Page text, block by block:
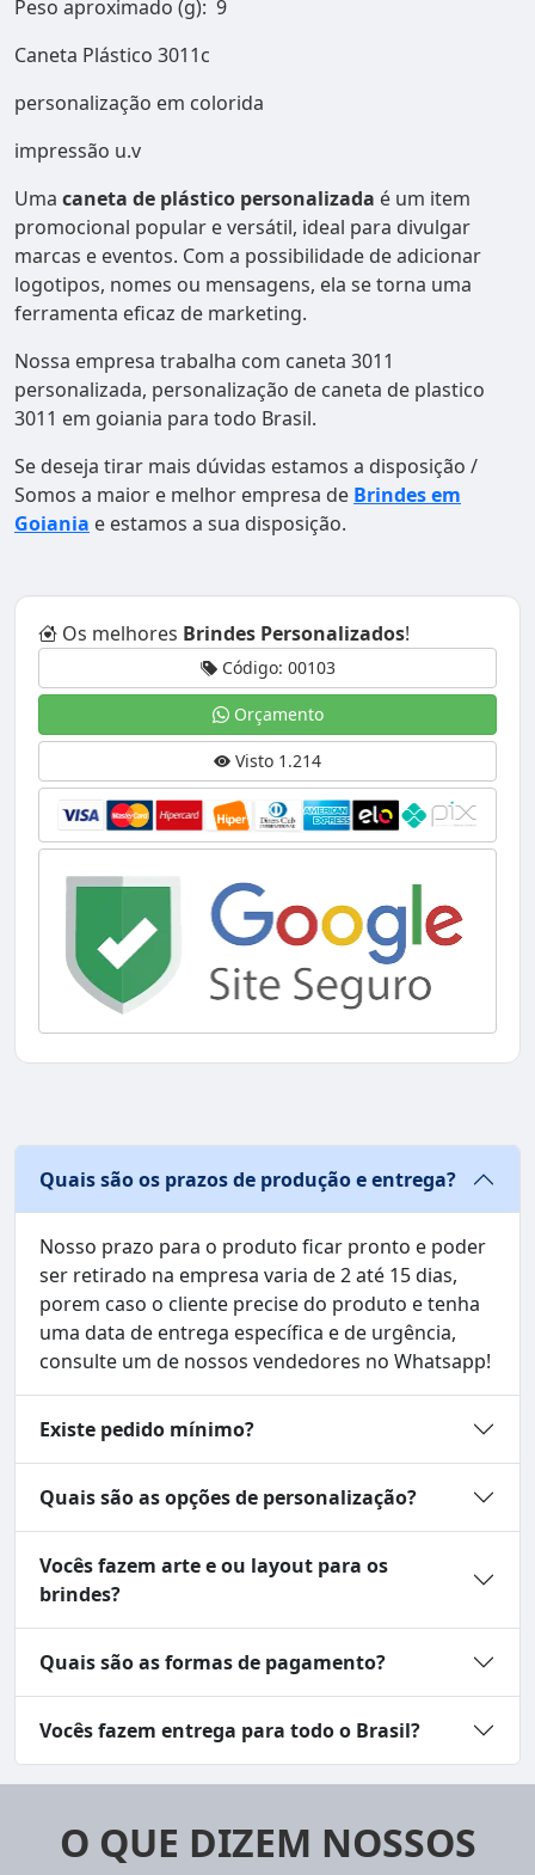
Peso aproximado (g): 9
Caneta Plástico 3011c
personalização em colorida
impressão u.v
Uma caneta de plástico personalizada é um item
promocional popular e versátil, ideal para divulgar
marcas e eventos. Com a possibilidade de adicionar
logotipos, nomes ou mensagens, ela se torna uma
ferramenta eficaz de marketing.
Nossa empresa trabalha com caneta 3011
personalizada, personalização de caneta de plastico
3011 em goiania para todo Brasil.
Se deseja tirar mais dúvidas estamos a disposição /
Somos a maior e melhor empresa de Brindes em
Goiania e estamos a sua disposição.
Os melhores Brindes Personalizados!
Código: 00103
Orçamento
Visto 1.214
Quais são os prazos de produção e entrega?
Nosso prazo para o produto ficar pronto e poder
ser retirado na empresa varia de 2 até 15 dias,
porem caso o cliente precise do produto e tenha
uma data de entrega específica e de urgência,
consulte um de nossos vendedores no Whatsapp!
Existe pedido mínimo?
Quais são as opções de personalização?
Vocês fazem arte e ou layout para os
brindes?
Quais são as formas de pagamento?
Vocês fazem entrega para todo o Brasil?
O QUE DIZEM NOSSOS